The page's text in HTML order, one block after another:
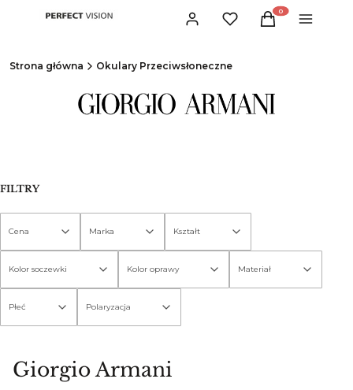
Zaloguj sięUlubione Produkty w
Koszyk Menu
Strona główna Okulary Przeciwsłoneczne
FILTRY
Cena Marka Kształt
Kolor soczewki Kolor oprawy Materiał
Płeć Polaryzacja
Giorgio Armani